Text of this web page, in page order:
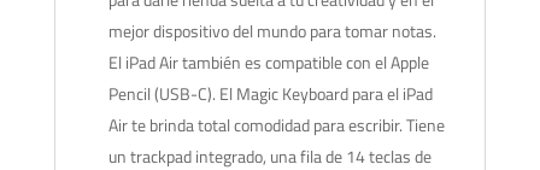
mejor dispositivo del mundo para tomar notas.
El iPad Air también es compatible con el Apple
Pencil (USB-C). El Magic Keyboard para el iPad
Air te brinda total comodidad para escribir. Tiene
un trackpad integrado, una fila de 14 teclas de